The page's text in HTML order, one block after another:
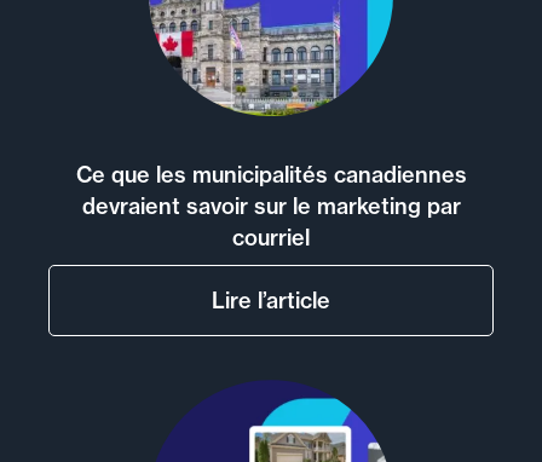
Ce que les municipalités canadiennes
devraient savoir sur le marketing par
courriel
Lire l’article